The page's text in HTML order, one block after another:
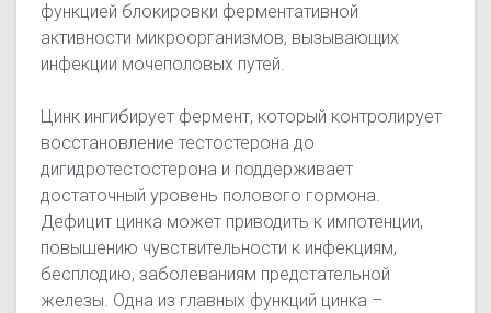
функцией блокировки ферментативной
активности микроорганизмов, вызывающих
инфекции мочеполовых путей.
Цинк ингибирует фермент, который контролирует
восстановление тестостерона до
дигидротестостерона и поддерживает
достаточный уровень полового гормона.
Дефицит цинка может приводить к импотенции,
повышению чувствительности к инфекциям,
бесплодию, заболеваниям предстательной
железы. Одна из главных функций цинка –